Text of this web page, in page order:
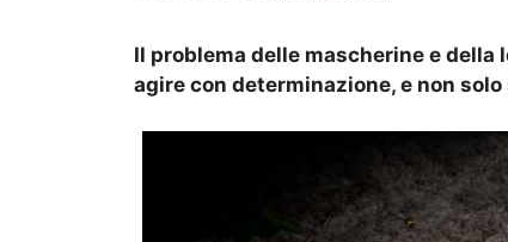
Il problema delle mascherine e
agire con determinazione, e non